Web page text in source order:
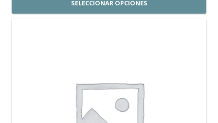
producto
desde
SELECCIONAR OPCIONES
Las
opciones